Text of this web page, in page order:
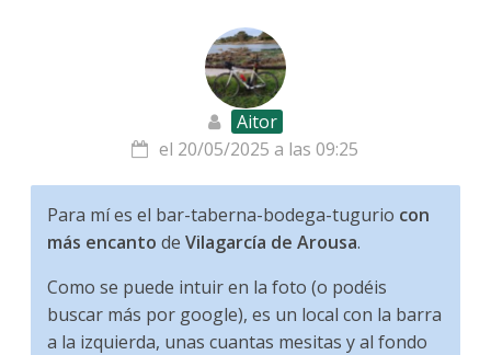
Aitor
el 20/05/2025 a las 09:25
Para mí es el bar-taberna-bodega-tugurio con
más encanto deVilagarcía de Arousa.
Como se puede intuir en la foto (o podéis
buscar más por google), es un local con la barra
a la izquierda, unas cuantas mesitas y al fondo